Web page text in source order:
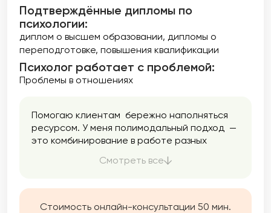
Подтверждённые дипломы по
психологии:
диплом о высшем образовании дипломы о
переподготовке повышения квалификации
Психолог работает с проблемой:
Проблемы в отношениях
Помогаю клиентам бережно наполняться
ресурсом. У меня полимодальный подход —
это комбинирование в работе разных
только проверенные методики. Помогаю
тревожность, разобраться в себе,
подружиться с эмоциями и перестать жить
Смотреть все
Стоимость онлайн-консультации 50 мин.